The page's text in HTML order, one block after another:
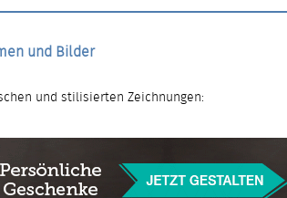
und Bilder
und stilisierten Zeichnungen: